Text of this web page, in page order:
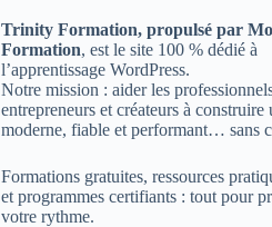
Trinity Formation, propulsé par
Formation, est le site 100 % dédié à
l’apprentissage WordPress.
Notre mission : aider les
entrepreneurs et créateurs à construire
moderne, fiable et performant… sans
Formations gratuites, ressources
et programmes certifiants : tout pour
votre rythme.